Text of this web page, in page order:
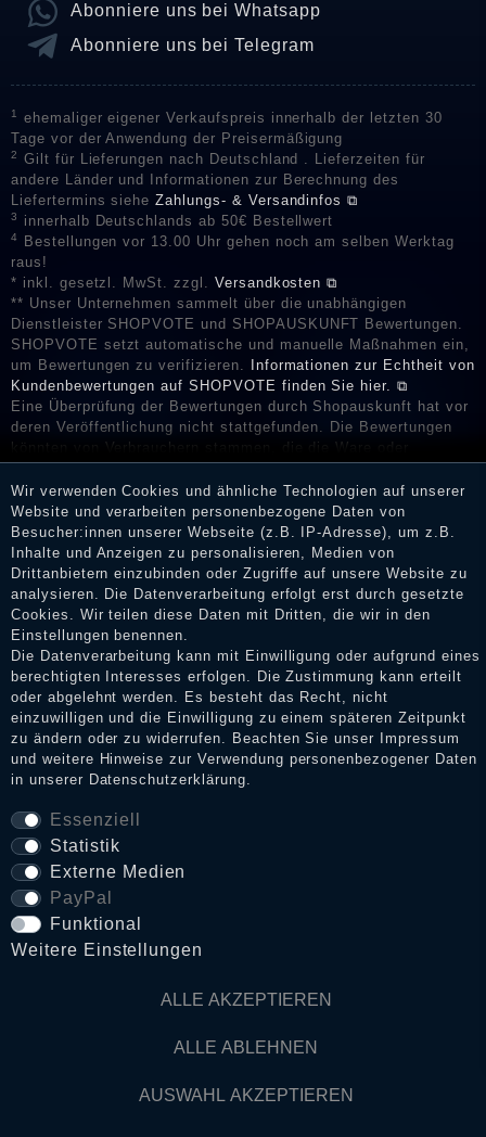
Abonniere uns bei Whatsapp
Abonniere uns bei Telegram
1
ehemaliger eigener Verkaufspreis innerhalb der letzten 30
Tage vor der Anwendung der Preisermäßigung
2
Gilt für Lieferungen nach Deutschland . Lieferzeiten für
andere Länder und Informationen zur Berechnung des
Liefertermins sieheZahlungs- & Versandinfos ⧉
3 innerhalb Deutschlands ab 50€ Bestellwert
4
Bestellungen vor 13.00 Uhr gehen noch am selben Werktag
raus!
* inkl. gesetzl. MwSt. zzgl. Versandkosten ⧉
** Unser Unternehmen sammelt über die unabhängigen
Dienstleister SHOPVOTE und SHOPAUSKUNFT Bewertungen.
SHOPVOTE setzt automatische und manuelle Maßnahmen ein,
um Bewertungen zu verifizieren.
Informationen zur Echtheit von
Kundenbewertungen auf SHOPVOTE finden Sie hier. ⧉
Eine Überprüfung der Bewertungen durch Shopauskunft hat vor
deren Veröffentlichung nicht stattgefunden. Die Bewertungen
könnten von Verbrauchern stammen, die die Ware oder
Dienstleistungen gar nicht erworben oder genutzt haben. Nach
Erhalt einer Benachrichtigungs-E-Mail können Händler die
Bewertungen verifizieren und über die erfolgte Verifizierung im
Shop informieren.
Impressum
Daten­schutz­erklärung
AGB
Widerrufs­recht
VERTRAG WIDERRUFEN
© Copyright 2026 Dark Ages Glasche & Kuczwalska GbR
Wir verwenden Cookies und ähnliche Technologien auf unserer
Website und verarbeiten personenbezogene Daten von
Besucher:innen unserer Webseite (z.B. IP-Adresse), um z.B.
Inhalte und Anzeigen zu personalisieren, Medien von
Drittanbietern einzubinden oder Zugriffe auf unsere Website zu
analysieren. Die Datenverarbeitung erfolgt erst durch gesetzte
Cookies. Wir teilen diese Daten mit Dritten, die wir in den
Einstellungen benennen.
Die Datenverarbeitung kann mit Einwilligung oder aufgrund eines
berechtigten Interesses erfolgen. Die Zustimmung kann erteilt
oder abgelehnt werden. Es besteht das Recht, nicht
einzuwilligen und die Einwilligung zu einem späteren Zeitpunkt
zu ändern oder zu widerrufen. Beachten Sie unser
Impressum
und weitere Hinweise zur Verwendung personenbezogener Daten
in unserer Daten­schutz­erklärung.
Essenziell
Statistik
Externe Medien
PayPal
Funktional
Weitere Einstellungen
ALLE AKZEPTIEREN
ALLE ABLEHNEN
AUSWAHL AKZEPTIEREN